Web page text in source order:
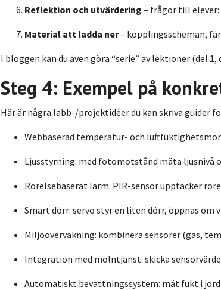
Reflektion och utvärdering – frågor till elever:
Material att ladda ner– kopplingsscheman,
I bloggen kan du även göra “serie” av lektioner (del
Steg 4: Exempel på
Här är några labb-/projektidéer du kan skriva guider
Webbaserad temperatur- och
Ljusstyrning: med fotomotstånd mäta ljusnivå
Rörelsebaserat larm: PIR-sensor upptäcker
Smart dörr: servo styr en liten dörr, öppnas om
Miljöövervakning: kombinera sensorer (gas,
Integration med molntjänst: skicka
Automatiskt bevattningssystem: mät fukt i